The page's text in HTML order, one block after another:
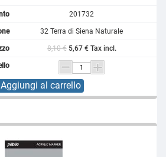
201732
32 Terra di Siena Naturale
8,10 € 5,67 € Tax incl.
Aggiungi al carrello